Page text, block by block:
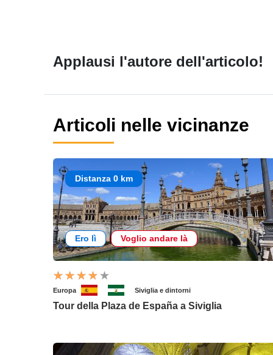
Applausi l'autore dell'articolo!
Articoli nelle vicinanze
Distanza 0 km
Ero lì Voglio andare là
Europa Siviglia e dintorni
Tour della Plaza de España a Siviglia